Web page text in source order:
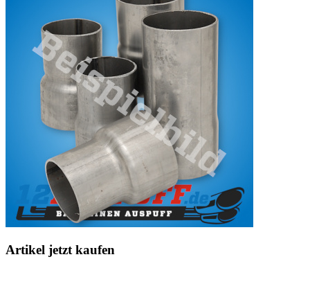
Artikel jetzt kaufen